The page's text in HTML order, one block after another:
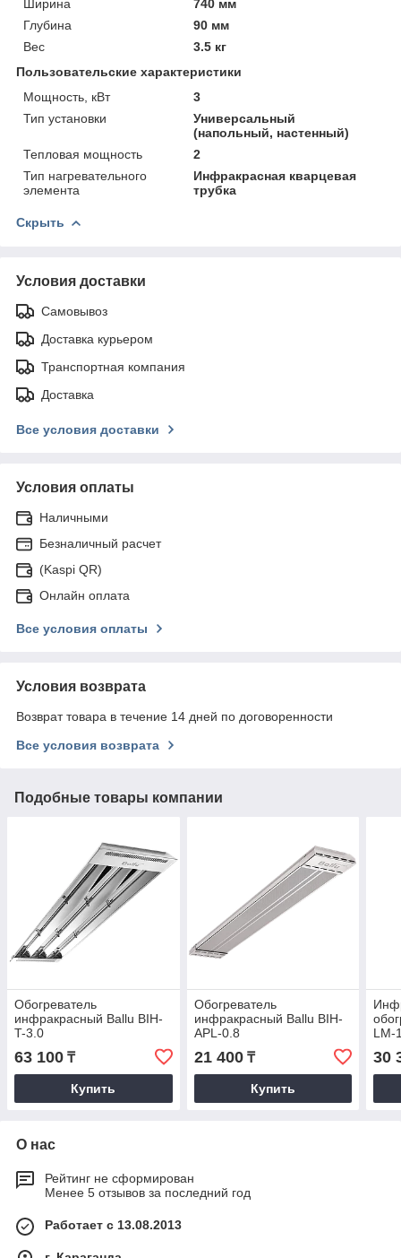
Ширина
740 мм
Глубина
90 мм
Вес
3.5 кг
Пользовательские характеристики
Мощность, кВт
3
Тип установки
Универсальный
(напольный, настенный)
Тепловая мощность
2
Тип нагревательного
элемента
Инфракрасная кварцевая
трубка
Скрыть
Условия доставки
Самовывоз
Доставка курьером
Транспортная компания
Доставка
Все условия доставки
Условия оплаты
Наличными
Безналичный расчет
(Kaspi QR)
Онлайн оплата
Все условия оплаты
Условия возврата
Возврат товара в течение 14 дней по договоренности
Все условия возврата
Подобные товары компании
Обогреватель
инфракрасный Ballu BIH-
T-3.0
63 100 ₸
Купить
Обогреватель
инфракрасный Ballu BIH-
APL-0.8
21 400₸
Купить
LM-
30
О нас
Рейтинг не сформирован
Менее 5 отзывов за последний год
Работает с 13.08.2013